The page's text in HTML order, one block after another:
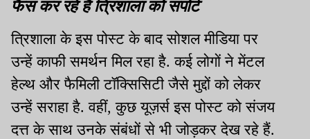
फैंस कर रहे हैं त्रिशाला को सपोर्ट
त्रिशाला के इस पोस्ट के बाद सोशल मीडिया पर
उन्हें काफी समर्थन मिल रहा है. कई लोगों ने मेंटल
हेल्थ और फैमिली टॉक्सिसिटी जैसे मुद्दों को लेकर
उन्हें सराहा है. वहीं, कुछ यूज़र्स इस पोस्ट को संजय
दत्त के साथ उनके संबंधों से भी जोड़कर देख रहे हैं.